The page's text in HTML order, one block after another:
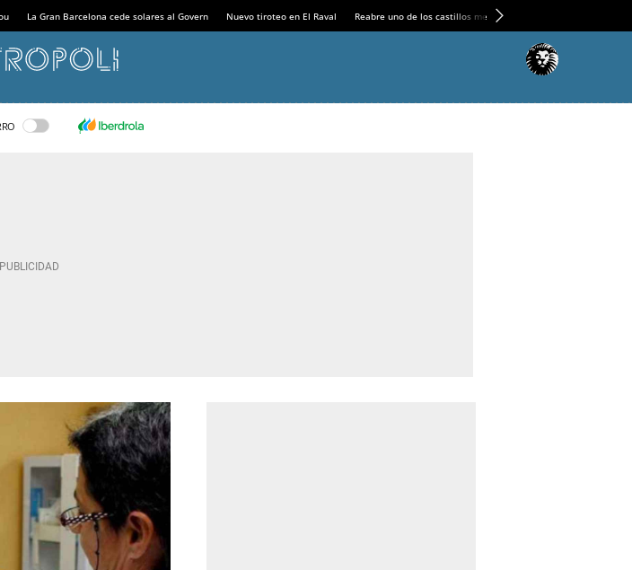
La Gran Barcelona cede solares al Govern Nuevo tiroteo en El Raval Reabre uno de los castillos medievales más espectaculares